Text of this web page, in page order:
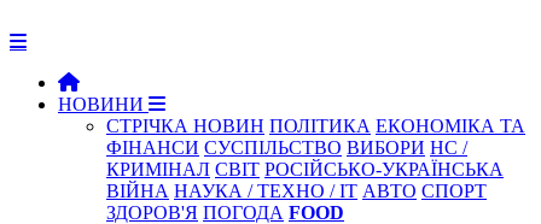
НОВИНИ
СТРІЧКА НОВИН ПОЛІТИКА ЕКОНОМІКА ТА
ФІНАНСИ СУСПІЛЬСТВО ВИБОРИ НС /
КРИМІНАЛ СВІТ РОСІЙСЬКО-УКРАЇНСЬКА
ВІЙНА НАУКА / ТЕХНО / IT АВТО СПОРТ
ЗДОРОВ'Я ПОГОДА FOOD